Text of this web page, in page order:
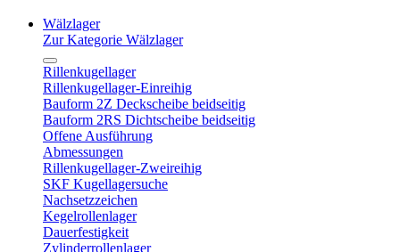
Wälzlager
Zur Kategorie Wälzlager
Rillenkugellager
Rillenkugellager-Einreihig
Bauform 2Z Deckscheibe beidseitig
Bauform 2RS Dichtscheibe beidseitig
Offene Ausführung
Abmessungen
Rillenkugellager-Zweireihig
SKF Kugellagersuche
Nachsetzzeichen
Kegelrollenlager
Dauerfestigkeit
Zylinderrollenlager